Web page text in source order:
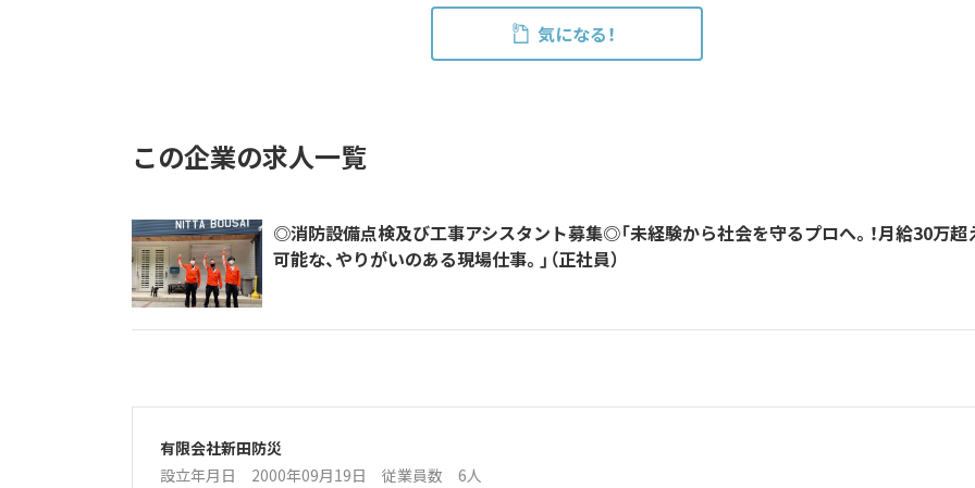
気になる！
この企業の求人一覧
◎消防設備点検及び工事アシスタント募集◎「未経験から社会を守るプロへ。！月給30万超
可能な、やりがいのある現場仕事。」（正社員）
有限会社新田防災
設立年月日 2000年09月19日 従業員数 6人